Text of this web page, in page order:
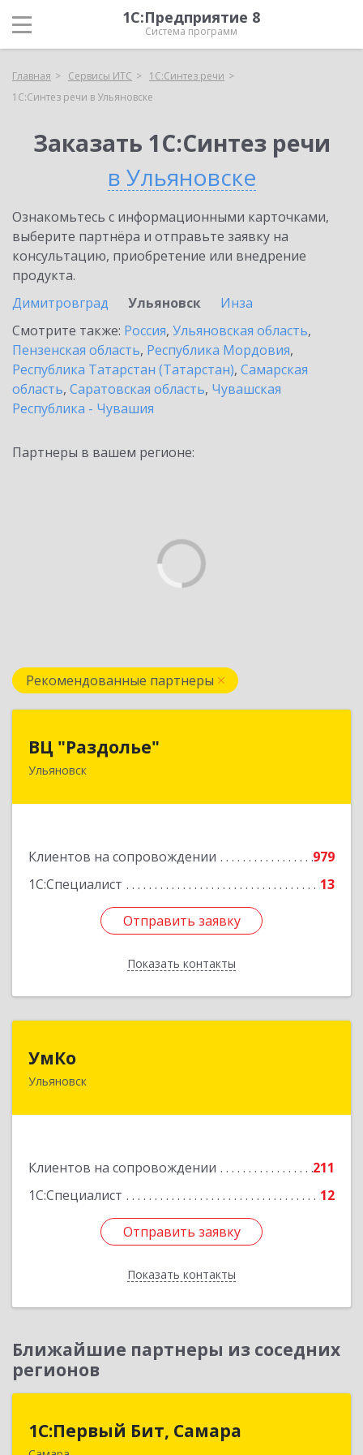
1С:Предприятие 8
Система программ
Главная Сервисы ИТС
1С:Синтез речи
1С:Синтез речи в Ульяновске
Заказать 1С:Синтез речи
в Ульяновске
Ознакомьтесь с информационными карточками,
выберите партнёра и отправьте заявку на
консультацию, приобретение или внедрение
продукта.
Димитровград
Ульяновск
Инза
Смотрите также: Россия, Ульяновская область,
Пензенская область, Республика Мордовия,
Республика Татарстан (Татарстан), Самарская
область, Саратовская область, Чувашская
Республика - Чувашия
Партнеры в вашем регионе:
Рекомендованные партнеры
ВЦ "Раздолье"
Ульяновск
Клиентов на сопровождении
979
1С:Специалист
13
Отправить заявку
Показать контакты
432001, Ульяновская обл, Ульяновск г, Марата
Отправить заявку
Назад
УмКо
Ульяновск
Клиентов на сопровождении
211
1С:Специалист
12
Отправить заявку
Показать контакты
Отправить заявку
Назад
Ближайшие партнеры из соседних
регионов
1С:Первый Бит, Самара
1С:Первый Бит, Самара